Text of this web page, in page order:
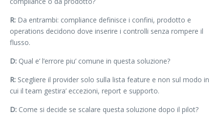
R: Da entrambi: compliance definisce i confini, prodotto e
operations decidono dove inserire i controlli senza rompere il
flusso.
D: Qual e’ l’errore piu’ comune in questa soluzione?
R: Scegliere il provider solo sulla lista feature e non sul modo in
cui il team gestira’ eccezioni, report e supporto.
D: Come si decide se scalare questa soluzione dopo il pilot?